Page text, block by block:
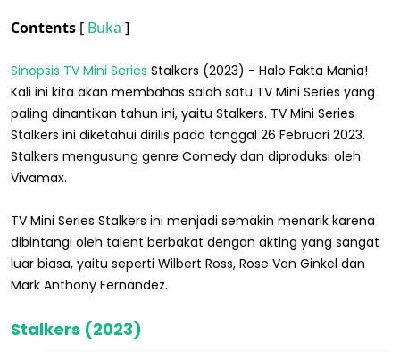
Contents [ Buka ]
Sinopsis TV Mini Series Stalkers (2023) - Halo Fakta Mania!
Kali ini kita akan membahas salah satu TV Mini Series yang
paling dinantikan tahun ini, yaitu Stalkers. TV Mini Series
Stalkers ini diketahui dirilis pada tanggal 26 Februari 2023.
Stalkers mengusung genre Comedy dan diproduksi oleh
Vivamax.
TV Mini Series Stalkers ini menjadi semakin menarik karena
dibintangi oleh talent berbakat dengan akting yang sangat
luar biasa, yaitu seperti Wilbert Ross, Rose Van Ginkel dan
Mark Anthony Fernandez.
Stalkers (2023)